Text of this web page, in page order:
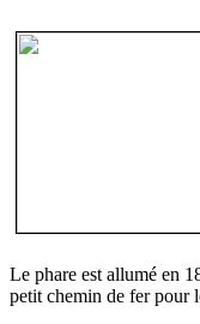
Le phare est allumé en
petit chemin de fer pour